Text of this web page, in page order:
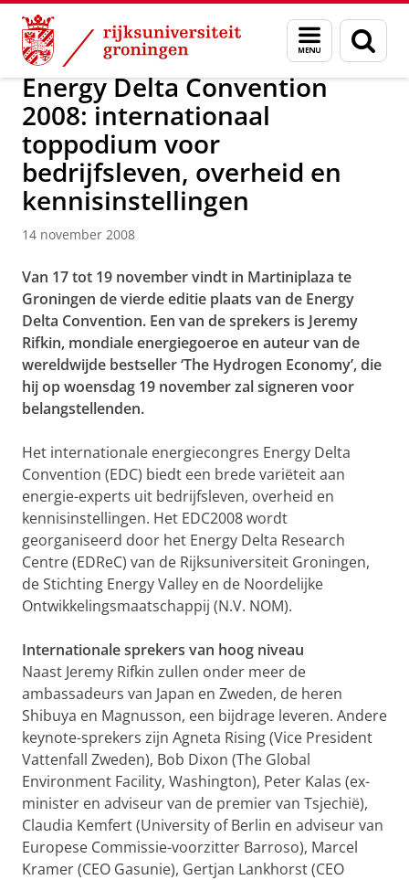
Skip
Content
Skip
Navigation
Menu
en
zoeken
Over ons Actueel Nieuws Nieuwsberichten
Energy Delta Convention
2008: internationaal
toppodium voor
bedrijfsleven, overheid en
kennisinstellingen
14 november 2008
Van 17 tot 19 november vindt in Martiniplaza te
Groningen de vierde editie plaats van de Energy
Delta Convention. Een van de sprekers is Jeremy
Rifkin, mondiale energiegoeroe en auteur van de
wereldwijde bestseller ‘The Hydrogen Economy’, die
hij op woensdag 19 november zal signeren voor
belangstellenden.
Het internationale energiecongres Energy Delta
Convention (EDC) biedt een brede variëteit aan
energie-experts uit bedrijfsleven, overheid en
kennisinstellingen. Het EDC2008 wordt
georganiseerd door het Energy Delta Research
Centre (EDReC) van de Rijksuniversiteit Groningen,
de Stichting Energy Valley en de Noordelijke
Ontwikkelingsmaatschappij (N.V. NOM).
Internationale sprekers van hoog niveau
Naast Jeremy Rifkin zullen onder meer de
ambassadeurs van Japan en Zweden, de heren
Shibuya en Magnusson, een bijdrage leveren. Andere
keynote-sprekers zijn Agneta Rising (Vice President
Vattenfall Zweden), Bob Dixon (The Global
Environment Facility, Washington), Peter Kalas (ex-
minister en adviseur van de premier van Tsjechië),
Claudia Kemfert (University of Berlin en adviseur van
Europese Commissie-voorzitter Barroso), Marcel
Kramer (CEO Gasunie), Gertjan Lankhorst (CEO